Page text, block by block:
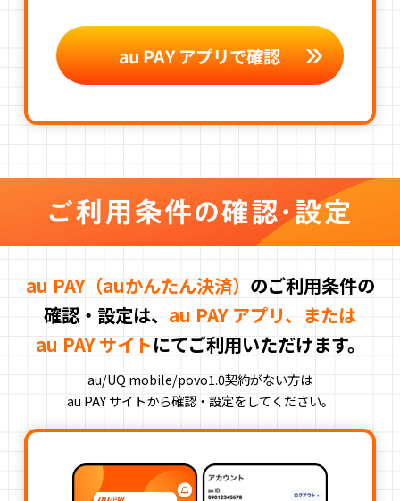
au PAY アプリで確認
au PAY（auかんたん決済） のご利用条件の
確認・設定は、 au PAY アプリ、または
au PAY サイトにてご利用いただけます。
au/UQ mobile/povo1.0契約がない方は
au PAY サイトから確認・設定をしてください。